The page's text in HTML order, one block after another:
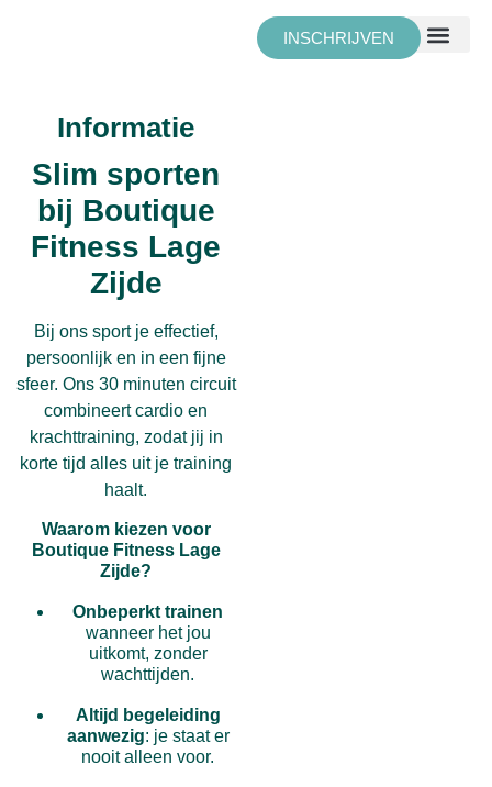
INSCHRIJVEN
Informatie
Slim sporten
bij Boutique
Fitness Lage
Zijde
Bij ons sport je effectief,
persoonlijk en in een fijne
sfeer. Ons 30 minuten circuit
combineert cardio en
krachttraining, zodat jij in
korte tijd alles uit je training
haalt.
Waarom kiezen voor
Boutique Fitness Lage
Zijde?
Onbeperkt trainen
wanneer het jou
uitkomt, zonder
wachttijden.
Altijd begeleiding
aanwezig: je staat er
nooit alleen voor.